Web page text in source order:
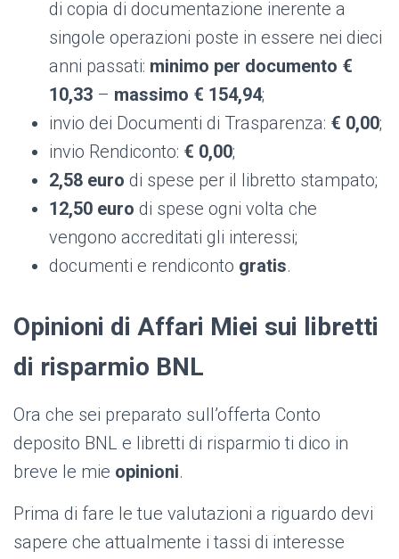
di copia di documentazione inerente a
singole operazioni poste in essere nei dieci
anni passati: minimo per documento €
10,33 – massimo € 154,94;
invio dei Documenti di Trasparenza: € 0,00;
invio Rendiconto: € 0,00;
2,58 euro di spese per il libretto stampato;
12,50 euro di spese ogni volta che
vengono accreditati gli interessi;
documenti e rendiconto gratis.
Opinioni di Affari Miei sui libretti
di risparmio BNL
Ora che sei preparato sull’offerta Conto
deposito BNL e libretti di risparmio ti dico in
breve le mie opinioni.
Prima di fare le tue valutazioni a riguardo devi
sapere che attualmente i tassi di interesse